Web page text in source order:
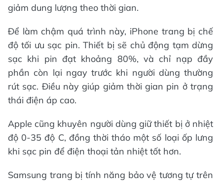
giảm dung lượng theo thời gian.
Để làm chậm quá trình này, iPhone trang bị chế
độ tối ưu sạc pin. Thiết bị sẽ chủ động tạm dừng
sạc khi pin đạt khoảng 80%, và chỉ nạp đầy
phần còn lại ngay trước khi người dùng thường
rút sạc. Điều này giúp giảm thời gian pin ở trạng
thái điện áp cao.
Apple cũng khuyên người dùng giữ thiết bị ở nhiệt
độ 0-35 độ C, đồng thời tháo một số loại ốp lưng
khi sạc pin để điện thoại tản nhiệt tốt hơn.
Samsung trang bị tính năng bảo vệ tương tự trên